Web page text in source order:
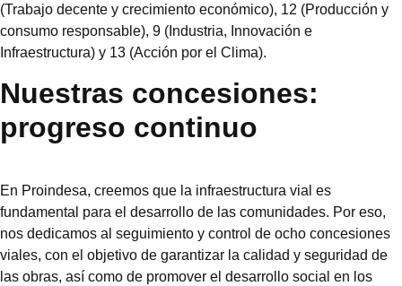
(Trabajo decente y crecimiento económico), 12 (Producción y
consumo responsable), 9 (Industria, Innovación e
Infraestructura) y 13 (Acción por el Clima).
Nuestras concesiones:
progreso continuo
En Proindesa, creemos que la infraestructura vial es
fundamental para el desarrollo de las comunidades. Por eso,
nos dedicamos al seguimiento y control de ocho concesiones
viales, con el objetivo de garantizar la calidad y seguridad de
las obras, así como de promover el desarrollo social en los